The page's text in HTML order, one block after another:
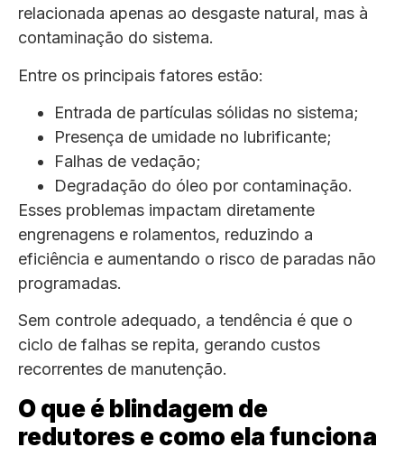
relacionada apenas ao desgaste natural, mas à
contaminação do sistema.
Entre os principais fatores estão:
Entrada de partículas sólidas no sistema;
Presença de umidade no lubrificante;
Falhas de vedação;
Degradação do óleo por contaminação.
Esses problemas impactam diretamente
engrenagens e rolamentos, reduzindo a
eficiência e aumentando o risco de paradas não
programadas.
Sem controle adequado, a tendência é que o
ciclo de falhas se repita, gerando custos
recorrentes de manutenção.
O que é blindagem de
redutores e como ela funciona